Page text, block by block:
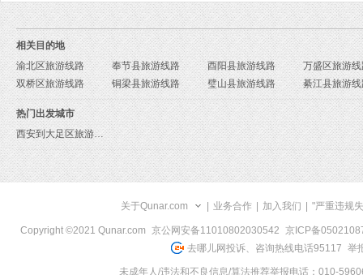
相关目的地
渝北区旅游线路
奉节县旅游线路 酉阳县旅游线路
万盛区旅游
双桥区旅游线路
铜梁县旅游线路 璧山县旅游线路 綦江县旅游
热门出发城市
西安到大足区旅游报价
关于Qunar.com 业务合作 加入我们 "严重违规
Copyright ©2021 Qunar.com 京公网安备11010802030542
京ICP备
去哪儿网投诉、咨询热线电话95117 举
未成年人/违法和不良信息/算法推荐举报电话：010-